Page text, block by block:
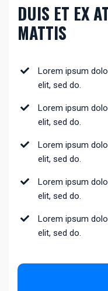
DUIS ET EX
MATTIS
Lorem ipsum
elit, sed do.
Lorem ipsum
elit, sed do.
Lorem ipsum
elit, sed do.
Lorem ipsum
elit, sed do.
Lorem ipsum
elit, sed do.